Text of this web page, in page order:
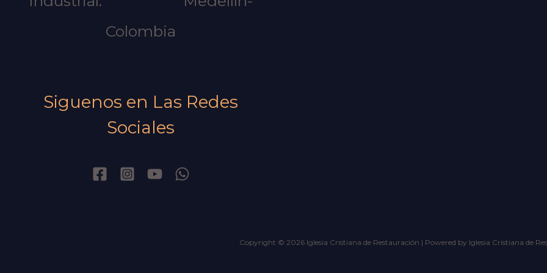
Colombia
Siguenos en Las Redes
Sociales
Copyright © 2026 Iglesia Cristiana de Restauración | Powered by Iglesia Cristiana de